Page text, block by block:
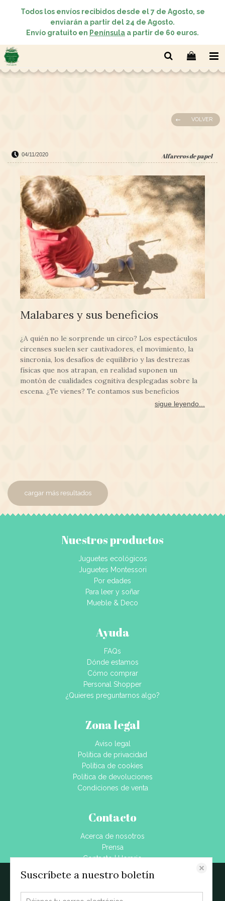
Todos los envíos recibidos desde el 7 de Agosto, se
enviarán a partir del 24 de Agosto.
Envío gratuito en Península a partir de 60 euros.
VOLVER
04/11/2020 Alfareros de papel
Malabares y sus beneficios
¿A quién no le sorprende un circo? Los espectáculos
circenses suelen ser cautivadores, el movimiento, la
sincronía, los desafíos de equilibrio y las destrezas
físicas que nos atrapan, en realidad suponen un
montón de cualidades cognitiva desplegadas sobre la
escena. ¿Te vienes? Te contamos sus beneficios
sigue leyendo...
cargar más resultados
Nuestros productos
Juguetes ecológicos
Juguetes Montessori
Por edades
Para leer y soñar
Mueble & Deco
Ayuda
FAQs
Dónde estamos
Cómo comprar
Personal Shopper
¿Quieres preguntarnos algo?
Zona legal
Aviso legal
Política de privacidad
Política de cookies
Política de devoluciones
Condiciones de venta
Contacto
Acerca de nosotros
Prensa
Contacto | Horario
Blog
Este sitio web almacena datos como cookies para habilitar la funcionalidad
Suscríbete a nuestro boletín